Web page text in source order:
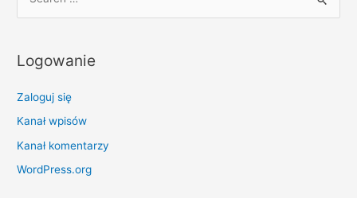
r
h
f
o
Logowanie
Zaloguj się
Kanał wpisów
Kanał komentarzy
WordPress.org